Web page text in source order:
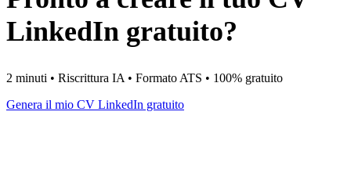
LinkedIn gratuito?
2 minuti • Riscrittura IA • Formato ATS • 100% gratuito
Genera il mio CV LinkedIn gratuito